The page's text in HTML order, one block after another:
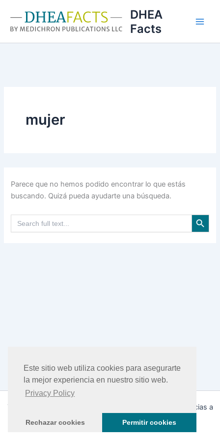
Este sitio web utiliza cookies para asegurarte
la mejor experiencia en nuestro sitio web.
Privacy Policy
Rechazar cookies Permitir cookies
contenido
DHEA
Facts
mujer
Parece que no hemos podido encontrar lo que estás
buscando. Quizá pueda ayudarte una búsqueda.
Buscar: Botón de
Todos los derechos © 2026 DHEA Facts | Funciona gracias a
Tema Astra para WordPress